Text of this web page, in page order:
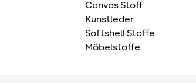
Canvas Stoff
Kunstleder
Softshell Stoffe
Möbelstoffe